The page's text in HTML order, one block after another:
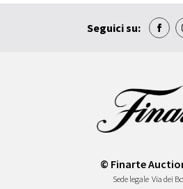
Seguici su:
© Finarte
Sede legale Via dei